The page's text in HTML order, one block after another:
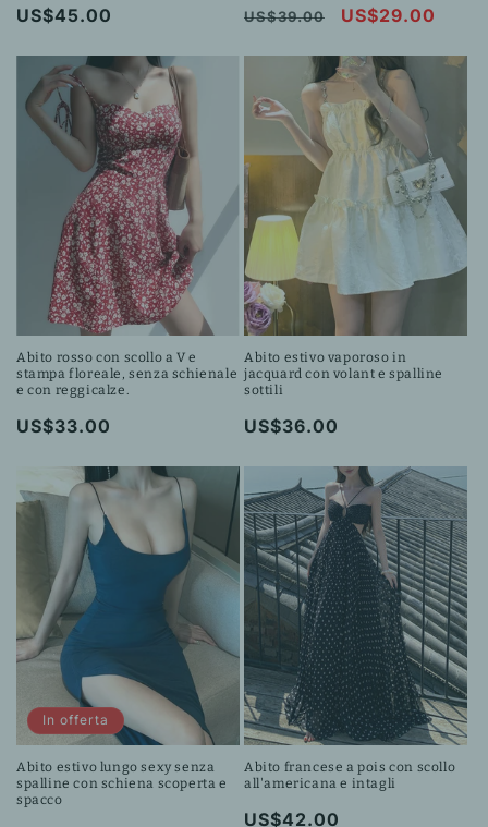
Prezzo
listino
US$45.00
Prezzo
US$39.00
Prezzo
US$29.00
Abito rosso con scollo a V e
stampa floreale, senza schienale
e con reggicalze.
Prezzo
US$33.00
Abito estivo vaporoso in
jacquard con volant e spalline
sottili
Prezzo
listino
US$36.00
In offerta
Abito estivo lungo sexy senza
spalline con schiena scoperta e
spacco
Abito francese a pois con scollo
all'americana e intagli
Prezzo
US$42.00